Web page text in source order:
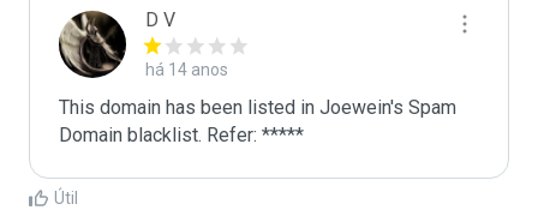
D V
há 14 anos
This domain has been listed in Joewein's Spam
Domain blacklist. Refer: *****
Útil